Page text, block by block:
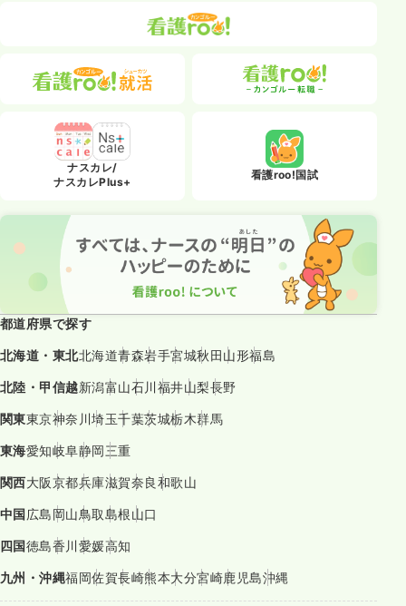
ナスカレ/
ナスカレPlus+
看護roo!国試
都道府県で探す
北海道・東北北海道青森岩手宮城秋田山形福島
北陸・甲信越新潟富山石川福井山梨長野
関東東京神奈川埼玉千葉茨城栃木群馬
東海愛知岐阜静岡三重
関西大阪京都兵庫滋賀奈良和歌山
中国広島岡山鳥取島根山口
四国徳島香川愛媛高知
九州・沖縄福岡佐賀長崎熊本大分宮崎鹿児島沖縄